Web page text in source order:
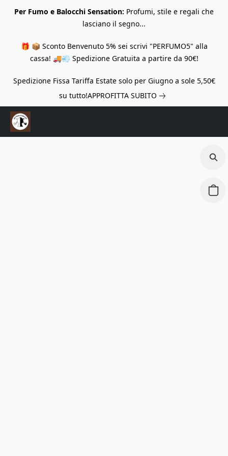
Per Fumo e Balocchi Sensation: Profumi, stile e regali che
lasciano il segno...
🎁 📦 Sconto Benvenuto 5% sei scrivi "PERFUMO5" alla
cassa! 🚚💨 Spedizione Gratuita a partire da 90€!
Spedizione Fissa Tariffa Estate solo per Giugno a sole 5,50€
su tutto!APPROFITTA SUBITO